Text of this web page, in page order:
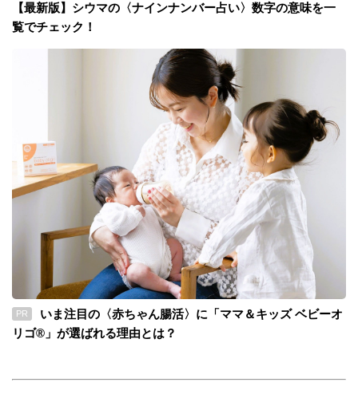
【最新版】シウマの〈ナインナンバー占い〉数字の意味を一
覧でチェック！
PR
いま注目の〈赤ちゃん腸活〉に「ママ＆キッズ ベビーオ
リゴ®」が選ばれる理由とは？